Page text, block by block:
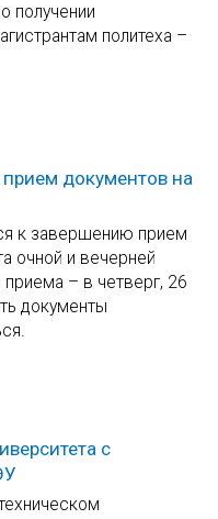
получении
политеха –
документов на
к завершению прием
очной и вечерней
– в четверг, 26
документы
с